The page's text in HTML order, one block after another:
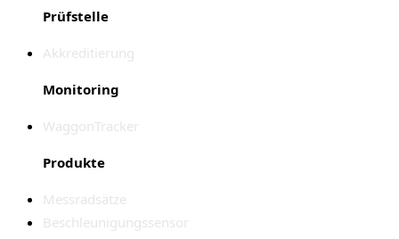
Prüfstelle
Akkreditierung
Monitoring
WaggonTracker
Produkte
Messradsätze
Beschleunigungssensor